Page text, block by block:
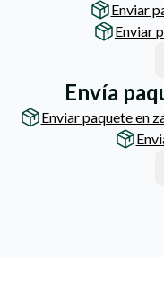
Enviar
Enviar
Envía
Enviar paquete en